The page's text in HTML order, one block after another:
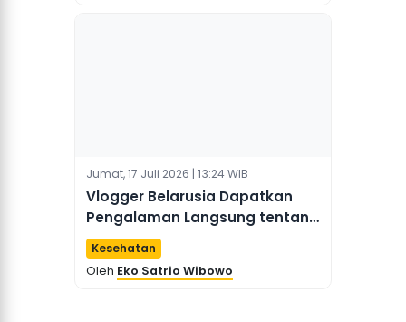
Jumat, 17 Juli 2026 | 13:24 WIB
Vlogger Belarusia Dapatkan
Pengalaman Langsung tentang
Kesehatan Berbasis AI di
Tiongkok
Kesehatan
Oleh Eko Satrio Wibowo